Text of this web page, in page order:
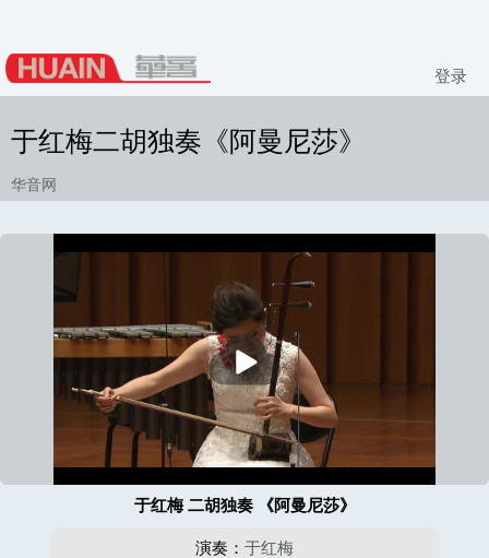
登录
于红梅二胡独奏《阿曼尼莎》
华音网
放
于红梅 二胡独奏 《阿曼尼莎》
演奏： 于红梅